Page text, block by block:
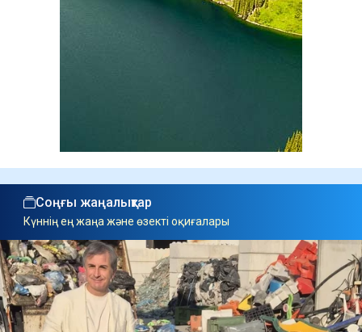
Соңғы жаңалықтар
Күннің ең жаңа және өзекті оқиғалары